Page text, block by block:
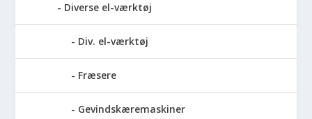
Diverse el-værktøj
Div. el-værktøj
Fræsere
Gevindskæremaskiner